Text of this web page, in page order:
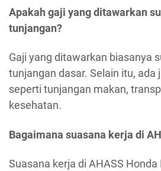
Apakah gaji yang ditawarkan
tunjangan?
Gaji yang ditawarkan biasanya
tunjangan dasar. Selain itu, ada
seperti tunjangan makan,
kesehatan.
Bagaimana suasana kerja di
Suasana kerja di AHASS